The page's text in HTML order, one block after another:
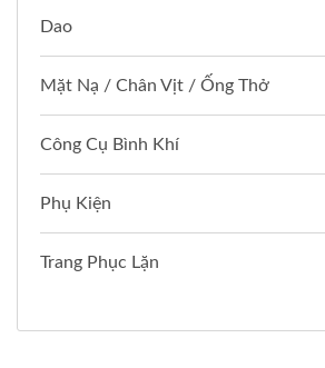
Dao
Mặt Nạ / Chân Vịt / Ống Thở
Công Cụ Bình Khí
Phụ Kiện
Trang Phục Lặn